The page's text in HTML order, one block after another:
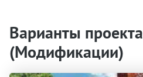
Варианты проекта
(Модификации)